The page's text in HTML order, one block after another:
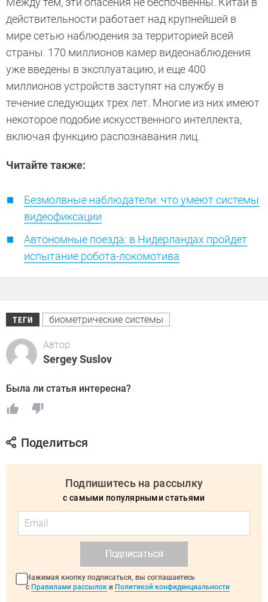
действительности работает над крупнейшей в
мире сетью наблюдения за территорией всей
страны. 170 миллионов камер видеонаблюдения
уже введены в эксплуатацию, и еще 400
миллионов устройств заступят на службу в
течение следующих трех лет. Многие из них имеют
некоторое подобие искусственного интеллекта,
включая функцию распознавания лиц.
Читайте также:
Безмолвные наблюдатели: что умеют системы
видеофиксации
Автономные поезда: в Нидерландах пройдет
испытание робота-локомотива
ТЕГИ биометрические системы
Автор
Sergey Suslov
Была ли статья интересна?
Поделиться
Подпишитесь на рассылку
с самыми популярными статьями
Подписаться
Нажимая кнопку подписаться, вы соглашаетесь
с Правилами рассылок и Политикой конфиденциальности